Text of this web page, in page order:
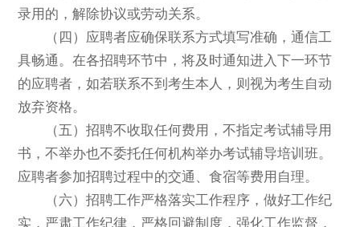
录用的，解除协议或劳动关系。
（四）应聘者应确保联系方式填写准确，通信工
具畅通。在各招聘环节中，将及时通知进入下一环节
的应聘者，如若联系不到考生本人，则视为考生自动
放弃资格。
（五）招聘不收取任何费用，不指定考试辅导用
书，不举办也不委托任何机构举办考试辅导培训班。
应聘者参加招聘过程中的交通、食宿等费用自理。
（六）招聘工作严格落实工作程序，做好工作纪
实，严肃工作纪律，严格回避制度，强化工作监督，